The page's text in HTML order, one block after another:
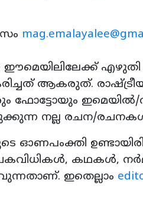
എഴുതി
ആകരുത്.
ഫോട്ടോയും ഇമെയിൽ/
നല്ല രചന/
ഓണപംക്തി
കഥകൾ,
ഇതെല്ലാം